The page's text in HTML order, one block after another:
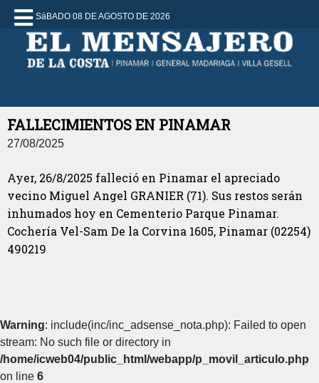
SáBADO 08 DE AGOSTO DE 2026
FALLECIMIENTOS EN PINAMAR
27/08/2025
Ayer, 26/8/2025 falleció en Pinamar el apreciado
vecino Miguel Angel GRANIER (71). Sus restos serán
inhumados hoy en Cementerio Parque Pinamar.
Cochería Vel-Sam De la Corvina 1605, Pinamar (02254)
490219
Warning: include(inc/inc_adsense_nota.php): Failed to open
stream: No such file or directory in
/home/icweb04/public_html/webapp/p_movil_articulo.php
on line 6